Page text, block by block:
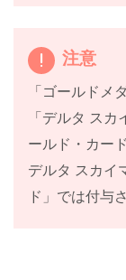
注意
「ゴールドメ
「デルタ ス
ールド・カー
デルタ スカイ
ド」では付与